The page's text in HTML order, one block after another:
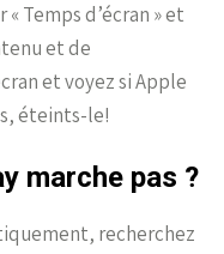
Temps d’écran » et
et de
et voyez si Apple
éteints-le!
marche pas ?
recherchez